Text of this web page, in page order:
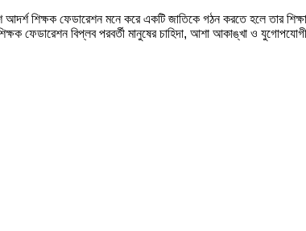
আদর্শ শিক্ষক ফেডারেশন মনে করে একটি জাতিকে গঠন করতে হলে তার
ফেডারেশন বিপ্লব পরবর্তী মানুষের চাহিদা, আশা আকাঙ্খা ও